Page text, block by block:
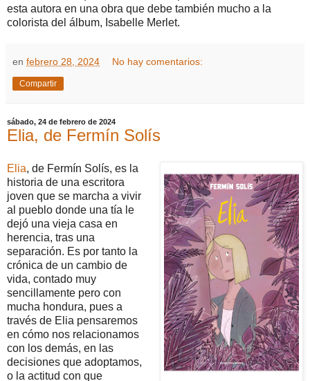
esta autora en una obra que debe también mucho a la
colorista del álbum, Isabelle Merlet.
en febrero 28, 2024 No hay comentarios:
Compartir
sábado, 24 de febrero de 2024
Elia, de Fermín Solís
Elia, de Fermín Solís, es la
historia de una escritora
joven que se marcha a vivir
al pueblo donde una tía le
dejó una vieja casa en
herencia, tras una
separación. Es por tanto la
crónica de un cambio de
vida, contado muy
sencillamente pero con
mucha hondura, pues a
través de Elia pensaremos
en cómo nos relacionamos
con los demás, en las
decisiones que adoptamos,
o la actitud con que